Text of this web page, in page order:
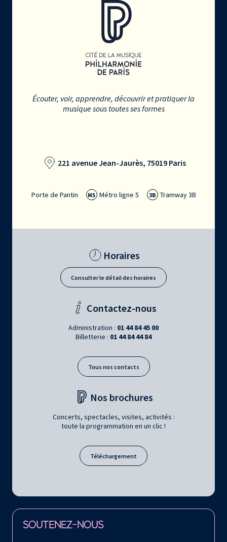
Écouter, voir, apprendre, découvrir et pratiquer la
musique sous toutes ses formes
221 avenue Jean-Jaurès, 75019 Paris
Porte de Pantin M5 Métro ligne 5 3B Tramway 3B
Horaires
Consulter le détail des horaires
Contactez-nous
Administration : 01 44 84 45 00
Billetterie : 01 44 84 44 84
Tous nos contacts
Nos brochures
Concerts, spectacles, visites, activités :
toute la programmation en un clic !
Téléchargement
SOUTENEZ-NOUS
Retrouvez la Philharmonie de Paris sur